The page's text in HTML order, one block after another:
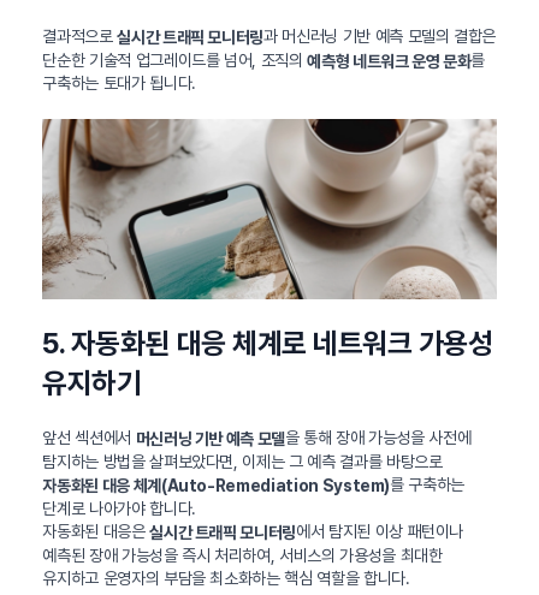
결과적으로실시간 트래픽 모니터링과 머신러닝 기반 예측 모델의 결합은
단순한 기술적 업그레이드를 넘어, 조직의예측형 네트워크 운영 문화를
구축하는 토대가 됩니다.
5. 자동화된 대응 체계로 네트워크 가용성
유지하기
앞선 섹션에서 머신러닝 기반 예측 모델을 통해 장애 가능성을 사전에
탐지하는 방법을 살펴보았다면, 이제는 그 예측 결과를 바탕으로
자동화된 대응 체계(Auto-Remediation System)를 구축하는
단계로 나아가야 합니다.
자동화된 대응은실시간 트래픽 모니터링에서 탐지된 이상 패턴이나
예측된 장애 가능성을 즉시 처리하여, 서비스의 가용성을 최대한
유지하고 운영자의 부담을 최소화하는 핵심 역할을 합니다.